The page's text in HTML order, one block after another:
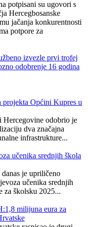
potpisani su ugovori s
Hercegbosanske
jačanja konkurentnosti
potpore za
izvezle prvi trofej
odobrenje 16 godina
Općini Kupres u
Hercegovine odobrio je
dva značajna
infrastrukture...
učenika srednjih škola
je upriličeno
učenika srednjih
za školsku 2025...
milijuna eura za